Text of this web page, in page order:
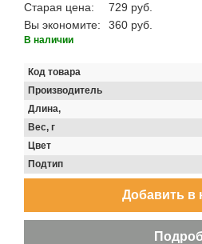
Старая цена:
729 руб.
Вы экономите:
360 руб.
В наличии
Код товара
Производитель
Длина,
Вес, г
Цвет
Подтип